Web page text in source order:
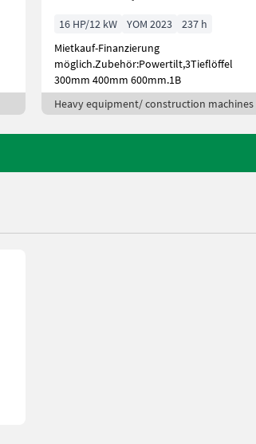
16 HP/12 kW YOM 2023
237 h
Mietkauf-Finanzierung
möglich.Zubehör:Powertilt,3Tieflöffel
300mm 400mm 600mm.1B
Heavy equipment/ construction machines